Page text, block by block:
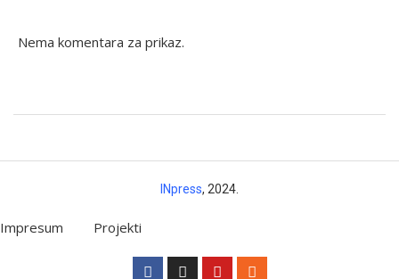
Nema komentara za prikaz.
INpress, 2024.
Impresum Projekti